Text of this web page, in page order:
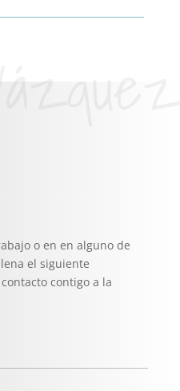
o en en alguno de
el siguiente
contigo a la